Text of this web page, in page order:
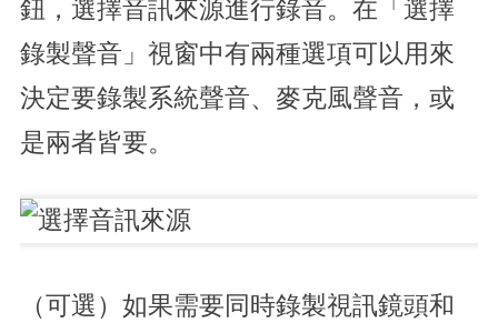
鈕，選擇音訊來源進行錄音。在「選擇
錄製聲音」視窗中有兩種選項可以用來
決定要錄製系統聲音、麥克風聲音，或
是兩者皆要。
（可選）如果需要同時錄製視訊鏡頭和